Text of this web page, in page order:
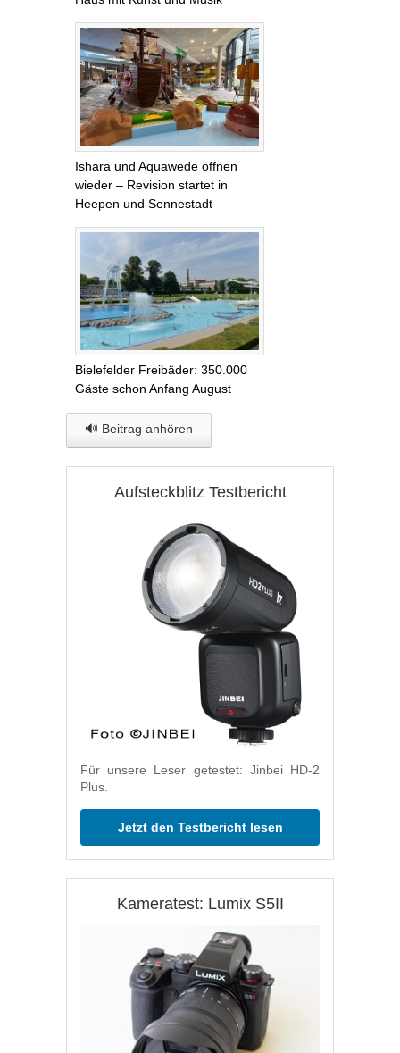
Ishara und Aquawede öffnen
wieder – Revision startet in
Heepen und Sennestadt
Bielefelder Freibäder: 350.000
Gäste schon Anfang August
🔊 Beitrag anhören
Aufsteckblitz Testbericht
Für unsere Leser getestet: Jinbei HD-2
Plus.
Jetzt den Testbericht lesen
Kameratest: Lumix S5II